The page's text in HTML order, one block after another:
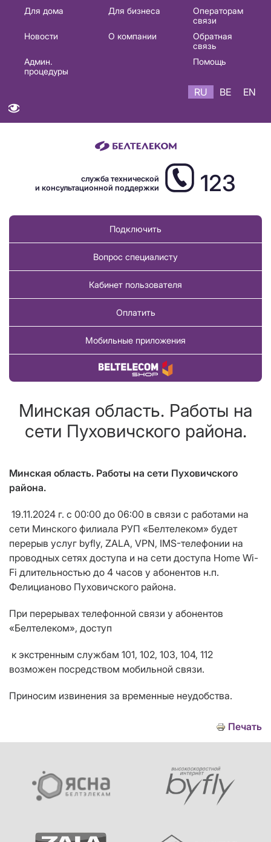
Основная
навигация
Для дома Для бизнеса
Операторам
связи
Новости
О компании
Обратная
связь
Админ.
процедуры
Помощь
RU BE EN
служба технической
и консультационной поддержки
123
Подключить
Вопрос специалисту
Кабинет пользователя
Оплатить
Мобильные приложения
Купить товар
Минская область. Работы на
сети Пуховичского района.
Минская область. Работы на сети Пуховичского
района.
19.11.2024 г. с 00:00 до 06:00 в связи с работами на
сети Минского филиала РУП «Белтелеком» будет
перерыв услуг byfly, ZALA, VPN, IMS-телефонии на
проводных сетях доступа и на сети доступа Home Wi-
Fi длительностью до 4 часов у абонентов н.п.
Фелицианово Пуховичского района.
При перерывах телефонной связи у абонентов
«Белтелеком», доступ
к экстренным службам 101, 102, 103, 104, 112
возможен посредством мобильной связи.
Приносим извинения за временные неудобства.
Печать